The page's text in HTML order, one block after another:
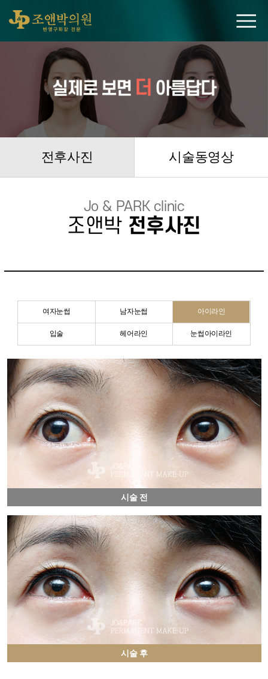
전후사진 시술동영상
Jo & PARK clinic
조앤박전후사진
여자눈썹 남자눈썹 아이라인
입술 헤어라인 눈썹아이라인
시술 전
시술 후